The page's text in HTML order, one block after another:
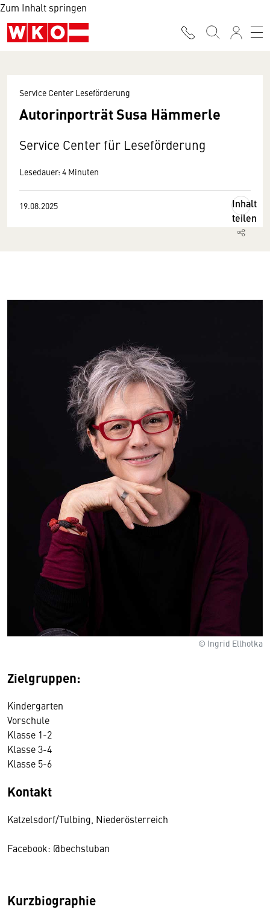
Zum Inhalt springen
Service Center Leseförderung
Autorinporträt Susa Hämmerle
Service Center für Leseförderung
Lesedauer: 4 Minuten
19.08.2025
Inhalt
teilen
© Ingrid Ellhotka
Zielgruppen:
Kindergarten
Vorschule
Klasse 1-2
Klasse 3-4
Klasse 5-6
Kontakt
Katzelsdorf/Tulbing, Niederösterreich
Facebook: @bechstuban
Kurzbiographie